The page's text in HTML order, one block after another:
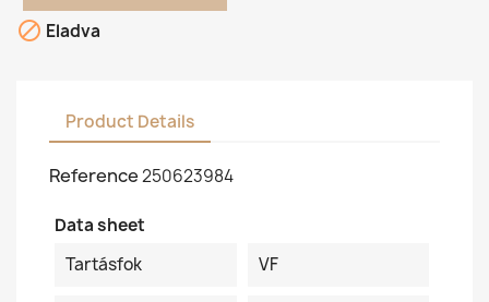
 Eladva
Product Details
Reference250623984
Data sheet
Tartásfok
VF